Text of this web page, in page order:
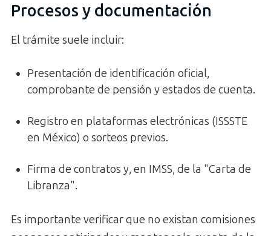
Procesos y documentación
El trámite suele incluir:
Presentación de identificación oficial,
comprobante de pensión y estados de cuenta.
Registro en plataformas electrónicas (ISSSTE
en México) o sorteos previos.
Firma de contratos y, en IMSS, de la "Carta de
Libranza".
Es importante verificar que no existan comisiones